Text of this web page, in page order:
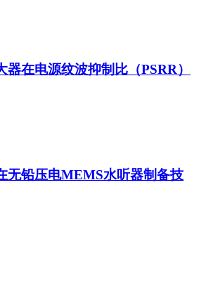
在电源纹波抑制比（PSRR）
无铅压电MEMS水听器制备技